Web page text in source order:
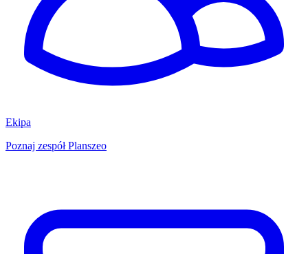
Ekipa
Poznaj zespół Planszeo